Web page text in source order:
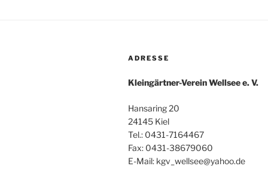
ADRESSE
Kleingärtner-Verein Wellsee e. V.
Hansaring 20
24145 Kiel
Tel.: 0431-7164467
Fax: 0431-38679060
E-Mail: kgv_wellsee@yahoo.de